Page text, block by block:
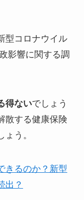
型コロナウイル
影響に関する調
得ないでしょう
散する健康保険
う。
きるのか？新型
出？